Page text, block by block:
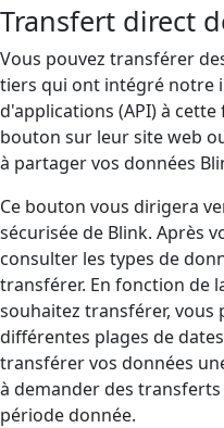
Transfert direct
Vous pouvez transférer
tiers qui ont intégré notre
d'applications (API) à
bouton sur leur site web
à partager vos données
Ce bouton vous dirigera
sécurisée de Blink. Après
consulter les types de
transférer. En fonction de
souhaitez transférer, vous
différentes plages de
transférer vos données
à demander des
période donnée.